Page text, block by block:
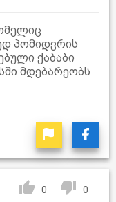
პომიდვრის
ქაბაბი
მდებარეობს
0 0